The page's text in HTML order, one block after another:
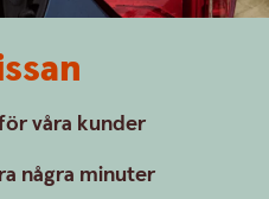
våra kunder
några minuter